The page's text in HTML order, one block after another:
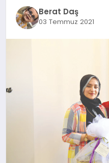
NURHAK
Berat Daş
03 Temmuz 2021